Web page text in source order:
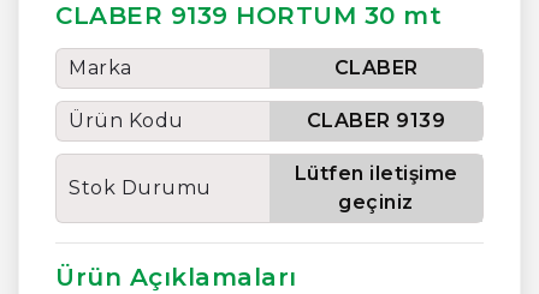
CLABER 9139 HORTUM 30 mt
Marka CLABER
Ürün Kodu CLABER 9139
Stok Durumu
Lütfen iletişime
geçiniz
Ürün Açıklamaları